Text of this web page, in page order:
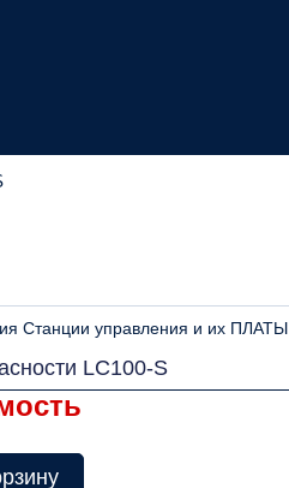
Станции управления и их ПЛАТЫ
LC100-S